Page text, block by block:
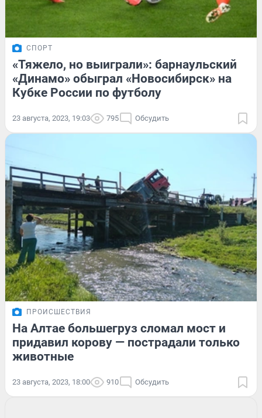
СПОРТ
«Тяжело, но выиграли»: барнаульский
«Динамо» обыграл «Новосибирск» на
Кубке России по футболу
23 августа, 2023, 19:03 795 Обсудить
ПРОИСШЕСТВИЯ
На Алтае большегруз сломал мост и
придавил корову — пострадали только
животные
23 августа, 2023, 18:00 910 Обсудить